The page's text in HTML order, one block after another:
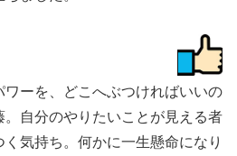
ーを、どこへぶつければいいの
自分のやりたいことが見える者
気持ち。何かに一生懸命になり